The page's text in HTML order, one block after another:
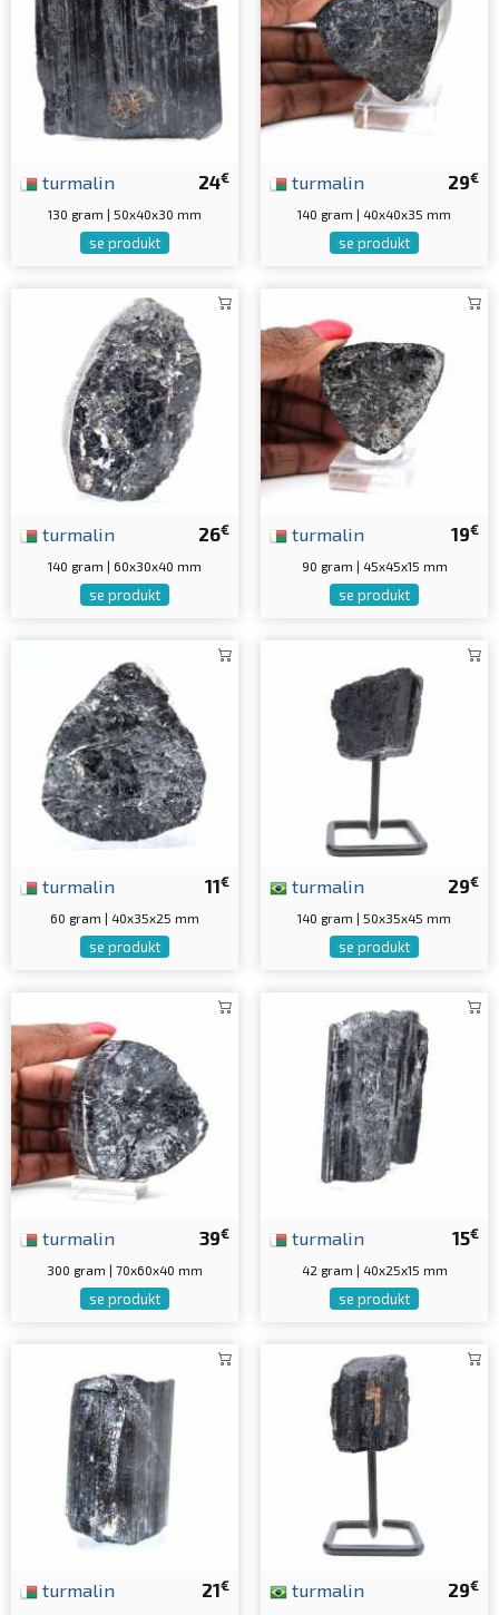
24€
turmalin
130 gram | 50x40x30 mm
se produkt
29€
turmalin
140 gram | 40x40x35 mm
se produkt
26€
turmalin
140 gram | 60x30x40 mm
se produkt
19€
turmalin
90 gram | 45x45x15 mm
se produkt
11€
turmalin
60 gram | 40x35x25 mm
se produkt
29€
turmalin
140 gram | 50x35x45 mm
se produkt
39€
turmalin
300 gram | 70x60x40 mm
se produkt
15€
turmalin
42 gram | 40x25x15 mm
se produkt
21€
turmalin 29€
turmalin